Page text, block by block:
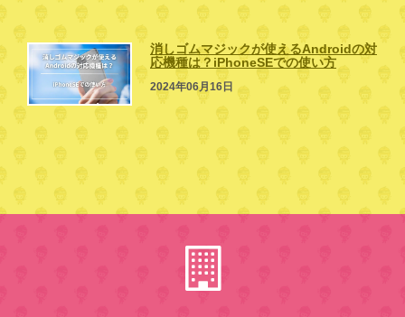
消しゴムマジックが使えるAndroidの対
応機種は？iPhoneSEでの使い方
2024年06月16日